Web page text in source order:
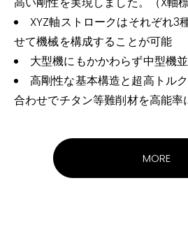
XYZ軸ストロークはそれぞれ3
せて機械を構成することが可能
大型機にもかかわらず中型機
高剛性な基本構造と超高トル
合わせでチタン等難削材を高能率
MORE